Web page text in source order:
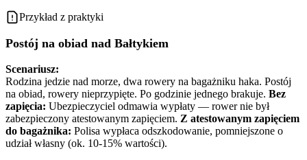
Przykład z praktyki
Postój na obiad nad Bałtykiem
Scenariusz:
Rodzina jedzie nad morze, dwa rowery na bagażniku haka. Postój
na obiad, rowery nieprzypięte. Po godzinie jednego brakuje. Bez
zapięcia: Ubezpieczyciel odmawia wypłaty — rower nie był
zabezpieczony atestowanym zapięciem. Z atestowanym zapięciem
do bagażnika: Polisa wypłaca odszkodowanie, pomniejszone o
udział własny (ok. 10-15% wartości).